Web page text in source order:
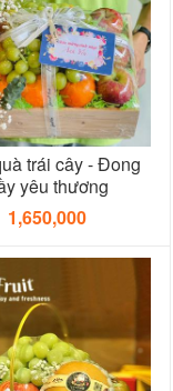
trái cây - Đong
yêu thương
1,650,000